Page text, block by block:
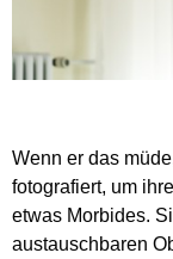
Wenn er das
fotografiert, um
etwas Morbides.
austauschbaren